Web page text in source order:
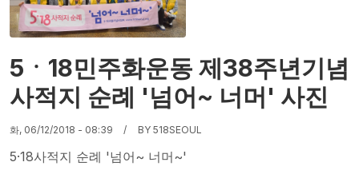
5ㆍ18민주화운동 제38주년기념
사적지 순례 '넘어~ 너머' 사진
화, 06/12/2018 - 08:39 BY 518SEOUL
5·18사적지 순례 '넘어~ 너머~'